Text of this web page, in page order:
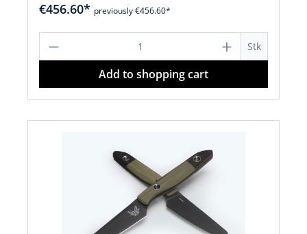
€456.60* previously €456.60*
Product Quantity: Enter the desired
Stk
Add to shopping cart